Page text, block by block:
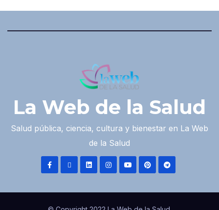
La Web de la Salud
Salud pública, ciencia, cultura y bienestar en La Web
de la Salud